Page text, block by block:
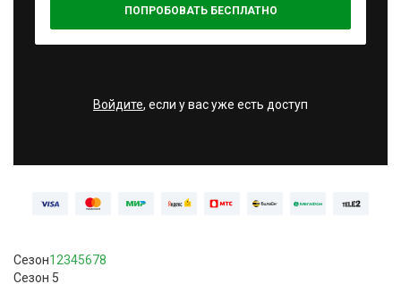
ПОПРОБОВАТЬ БЕСПЛАТНО
Войдите, если у вас уже есть доступ
Сезон1 2345678
Сезон 5